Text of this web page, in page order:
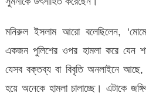
মনিরুল ইসলাম আরো বলেছিলেন,
একজন পুলিশের ওপর হামলা করে যেন
যেসব বক্তব্য বা বিবৃতি অনলাইনে আছে,
হয়ে অনেকে হামলা চালাচ্ছে। এটাকে